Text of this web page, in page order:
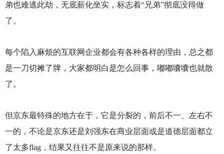
弟也难逃此劫，无底薪化坐实，标志着“兄弟”彻底没得做
了。
每个陷入麻烦的互联网企业都会有各种各样的理由，总之都
是一刀切摊了牌，大家都明白是怎么回事，嘟嘟囔囔也就散
了。
但京东最特殊的地方在于，它是分裂的，前后不一、左右不
一的，不论是京东还是刘强东在商业层面或是道德层面都立
了太多flag，结果又往往不是原来说的那样。